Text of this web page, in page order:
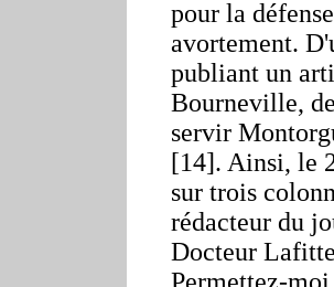
pour la
avortement.
publiant un
Bourneville,
servir
[14]. Ainsi, le
sur trois
rédacteur du
Docteur